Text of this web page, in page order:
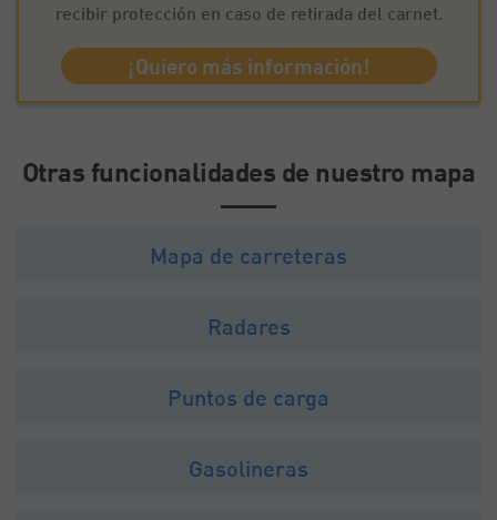
recibir protección en caso de retirada del carnet.
¡Quiero más información!
Otras funcionalidades de nuestro mapa
Mapa de carreteras
Radares
Puntos de carga
Gasolineras